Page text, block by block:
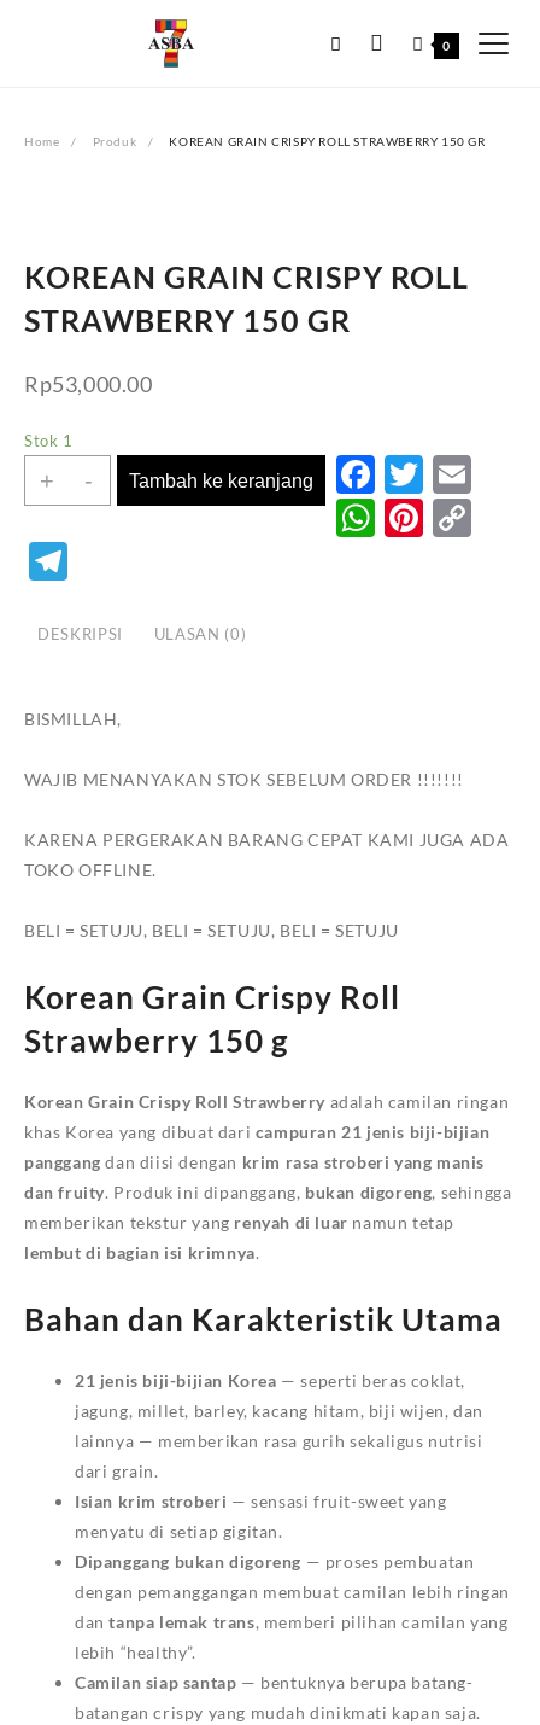
0
Home Produk KOREAN GRAIN CRISPY ROLL STRAWBERRY 150 GR
KOREAN GRAIN CRISPY ROLL
STRAWBERRY 150 GR
Rp53,000.00
Stok 1
+ - Tambah ke keranjang
DESKRIPSI ULASAN (0)
BISMILLAH,
WAJIB MENANYAKAN STOK SEBELUM ORDER !!!!!!!
KARENA PERGERAKAN BARANG CEPAT KAMI JUGA ADA
TOKO OFFLINE.
BELI = SETUJU, BELI = SETUJU, BELI = SETUJU
Korean Grain Crispy Roll
Strawberry 150 g
Korean Grain Crispy Roll Strawberry adalah camilan ringan
khas Korea yang dibuat dari campuran 21 jenis biji-bijian
panggang dan diisi dengan krim rasa stroberi yang manis
dan fruity. Produk ini dipanggang, bukan digoreng, sehingga
memberikan tekstur yang renyah di luar namun tetap
lembut di bagian isi krimnya.
Bahan dan Karakteristik Utama
21 jenis biji-bijian Korea — seperti beras coklat,
jagung, millet, barley, kacang hitam, biji wijen, dan
lainnya — memberikan rasa gurih sekaligus nutrisi
dari grain.
Isian krim stroberi — sensasi fruit-sweet yang
menyatu di setiap gigitan.
Dipanggang bukan digoreng — proses pembuatan
dengan pemanggangan membuat camilan lebih ringan
dantanpa lemak trans, memberi pilihan camilan yang
lebih “healthy”.
Camilan siap santap — bentuknya berupa batang-
batangan crispy yang mudah dinikmati kapan saja.